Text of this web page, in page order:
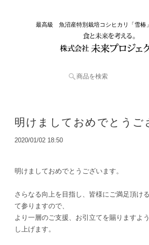
最高級 魚沼産特別栽培コシヒカリ「雪椿
明けましておめでとうご
2020/01/02 18:50
明けましておめでとうございます。
さらなる向上を目指し、皆様にご満足頂け
て参りますので、
より一層のご支援、お引立てを賜りますよ
し上げます。